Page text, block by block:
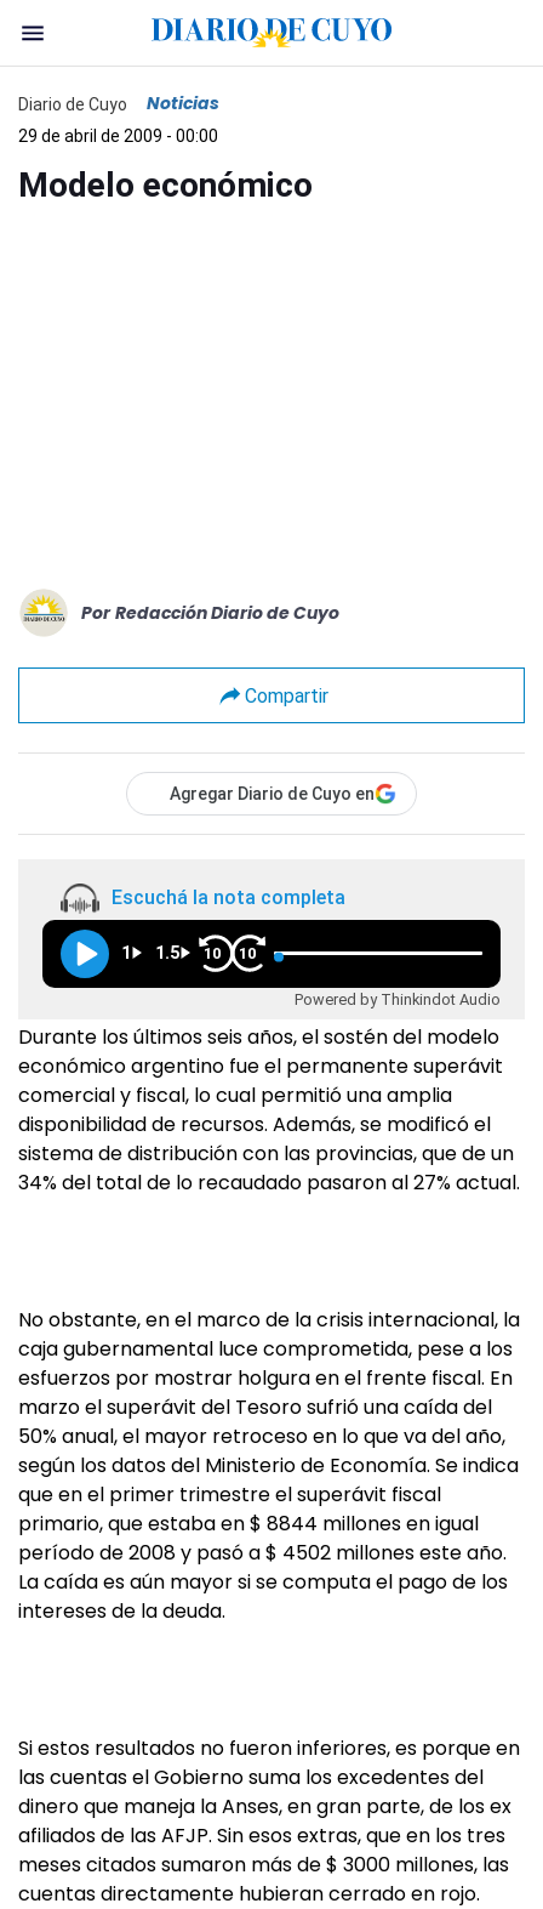
Diario de Cuyo Noticias
29 de abril de 2009 - 00:00
Modelo económico
Por Redacción Diario de Cuyo
Compartir
Agregar Diario de Cuyo en
Escuchá la nota completa
1 1.5 10 10
Powered by Thinkindot Audio
Durante los últimos seis años, el sostén del modelo
económico argentino fue el permanente superávit
comercial y fiscal, lo cual permitió una amplia
disponibilidad de recursos. Además, se modificó el
sistema de distribución con las provincias, que de un
34% del total de lo recaudado pasaron al 27% actual.
No obstante, en el marco de la crisis internacional, la
caja gubernamental luce comprometida, pese a los
esfuerzos por mostrar holgura en el frente fiscal. En
marzo el superávit del Tesoro sufrió una caída del
50% anual, el mayor retroceso en lo que va del año,
según los datos del Ministerio de Economía. Se indica
que en el primer trimestre el superávit fiscal
primario, que estaba en $ 8844 millones en igual
período de 2008 y pasó a $ 4502 millones este año.
La caída es aún mayor si se computa el pago de los
intereses de la deuda.
Si estos resultados no fueron inferiores, es porque en
las cuentas el Gobierno suma los excedentes del
dinero que maneja la Anses, en gran parte, de los ex
afiliados de las AFJP. Sin esos extras, que en los tres
meses citados sumaron más de $ 3000 millones, las
cuentas directamente hubieran cerrado en rojo.